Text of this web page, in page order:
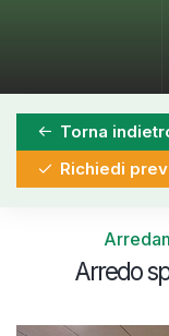
Torna
Richiedi
Arredo